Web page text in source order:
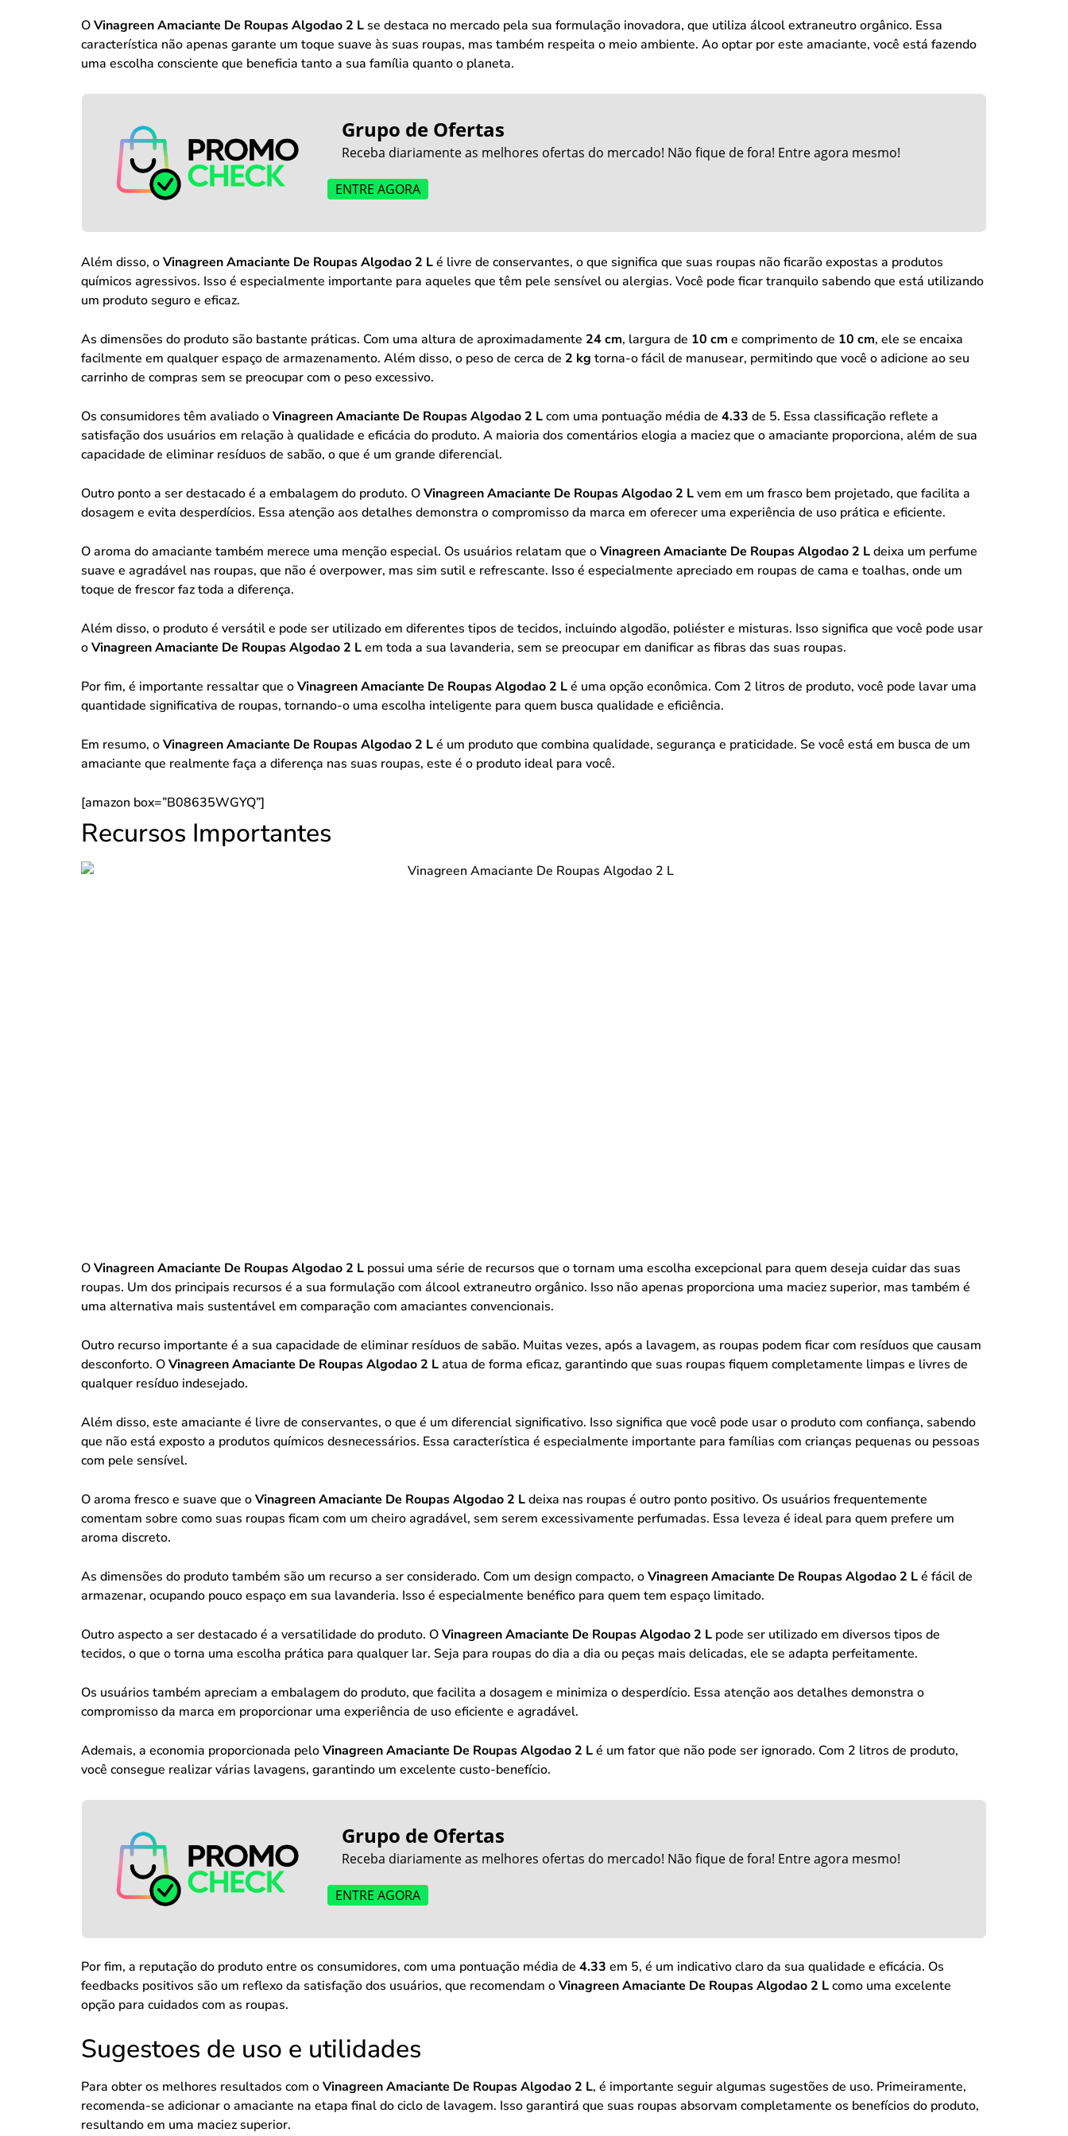
OVinagreen Amaciante De Roupas Algodao 2 L se destaca no mercado pela sua formulação inovadora, que utiliza álcool extraneutro orgânico. Essa
característica não apenas garante um toque suave às suas roupas, mas também respeita o meio ambiente. Ao optar por este amaciante, você está fazendo
uma escolha consciente que beneficia tanto a sua família quanto o planeta.
Grupo de Ofertas
Receba diariamente as melhores ofertas do mercado! Não fique de fora! Entre agora mesmo!
ENTRE AGORA
Além disso, oVinagreen Amaciante De Roupas Algodao 2 Lé livre de conservantes, o que significa que suas roupas não ficarão expostas a produtos
químicos agressivos. Isso é especialmente importante para aqueles que têm pele sensível ou alergias. Você pode ficar tranquilo sabendo que está utilizando
um produto seguro e eficaz.
As dimensões do produto são bastante práticas. Com uma altura de aproximadamente 24 cm, largura de 10 cm e comprimento de 10 cm, ele se encaixa
facilmente em qualquer espaço de armazenamento. Além disso, o peso de cerca de 2 kg torna-o fácil de manusear, permitindo que você o adicione ao seu
carrinho de compras sem se preocupar com o peso excessivo.
Os consumidores têm avaliado oVinagreen Amaciante De Roupas Algodao 2 Lcom uma pontuação média de 4.33 de 5. Essa classificação reflete a
satisfação dos usuários em relação à qualidade e eficácia do produto. A maioria dos comentários elogia a maciez que o amaciante proporciona, além de sua
capacidade de eliminar resíduos de sabão, o que é um grande diferencial.
Outro ponto a ser destacado é a embalagem do produto. OVinagreen Amaciante De Roupas Algodao 2 Lvem em um frasco bem projetado, que facilita a
dosagem e evita desperdícios. Essa atenção aos detalhes demonstra o compromisso da marca em oferecer uma experiência de uso prática e eficiente.
O aroma do amaciante também merece uma menção especial. Os usuários relatam que oVinagreen Amaciante De Roupas Algodao 2 Ldeixa um perfume
suave e agradável nas roupas, que não é overpower, mas sim sutil e refrescante. Isso é especialmente apreciado em roupas de cama e toalhas, onde um
toque de frescor faz toda a diferença.
Além disso, o produto é versátil e pode ser utilizado em diferentes tipos de tecidos, incluindo algodão, poliéster e misturas. Isso significa que você pode usar
oVinagreen Amaciante De Roupas Algodao 2 Lem toda a sua lavanderia, sem se preocupar em danificar as fibras das suas roupas.
Por fim, é importante ressaltar que oVinagreen Amaciante De Roupas Algodao 2 Lé uma opção econômica. Com 2 litros de produto, você pode lavar uma
quantidade significativa de roupas, tornando-o uma escolha inteligente para quem busca qualidade e eficiência.
Em resumo, oVinagreen Amaciante De Roupas Algodao 2 Lé um produto que combina qualidade, segurança e praticidade. Se você está em busca de um
amaciante que realmente faça a diferença nas suas roupas, este é o produto ideal para você.
[amazon box=”B08635WGYQ”]
Recursos Importantes
OVinagreen Amaciante De Roupas Algodao 2 L possui uma série de recursos que o tornam uma escolha excepcional para quem deseja cuidar das suas
roupas. Um dos principais recursos é a sua formulação com álcool extraneutro orgânico. Isso não apenas proporciona uma maciez superior, mas também é
uma alternativa mais sustentável em comparação com amaciantes convencionais.
Outro recurso importante é a sua capacidade de eliminar resíduos de sabão. Muitas vezes, após a lavagem, as roupas podem ficar com resíduos que causam
desconforto. OVinagreen Amaciante De Roupas Algodao 2 Latua de forma eficaz, garantindo que suas roupas fiquem completamente limpas e livres de
qualquer resíduo indesejado.
Além disso, este amaciante é livre de conservantes, o que é um diferencial significativo. Isso significa que você pode usar o produto com confiança, sabendo
que não está exposto a produtos químicos desnecessários. Essa característica é especialmente importante para famílias com crianças pequenas ou pessoas
com pele sensível.
O aroma fresco e suave que oVinagreen Amaciante De Roupas Algodao 2 Ldeixa nas roupas é outro ponto positivo. Os usuários frequentemente
comentam sobre como suas roupas ficam com um cheiro agradável, sem serem excessivamente perfumadas. Essa leveza é ideal para quem prefere um
aroma discreto.
As dimensões do produto também são um recurso a ser considerado. Com um design compacto, oVinagreen Amaciante De Roupas Algodao 2 Lé fácil de
armazenar, ocupando pouco espaço em sua lavanderia. Isso é especialmente benéfico para quem tem espaço limitado.
Outro aspecto a ser destacado é a versatilidade do produto. OVinagreen Amaciante De Roupas Algodao 2 L pode ser utilizado em diversos tipos de
tecidos, o que o torna uma escolha prática para qualquer lar. Seja para roupas do dia a dia ou peças mais delicadas, ele se adapta perfeitamente.
Os usuários também apreciam a embalagem do produto, que facilita a dosagem e minimiza o desperdício. Essa atenção aos detalhes demonstra o
compromisso da marca em proporcionar uma experiência de uso eficiente e agradável.
Ademais, a economia proporcionada peloVinagreen Amaciante De Roupas Algodao 2 Lé um fator que não pode ser ignorado. Com 2 litros de produto,
você consegue realizar várias lavagens, garantindo um excelente custo-benefício.
Grupo de Ofertas
Receba diariamente as melhores ofertas do mercado! Não fique de fora! Entre agora mesmo!
ENTRE AGORA
Por fim, a reputação do produto entre os consumidores, com uma pontuação média de 4.33 em 5, é um indicativo claro da sua qualidade e eficácia. Os
feedbacks positivos são um reflexo da satisfação dos usuários, que recomendam oVinagreen Amaciante De Roupas Algodao 2 Lcomo uma excelente
opção para cuidados com as roupas.
Sugestoes de uso e utilidades
Para obter os melhores resultados com oVinagreen Amaciante De Roupas Algodao 2 L, é importante seguir algumas sugestões de uso. Primeiramente,
recomenda-se adicionar o amaciante na etapa final do ciclo de lavagem. Isso garantirá que suas roupas absorvam completamente os benefícios do produto,
resultando em uma maciez superior.